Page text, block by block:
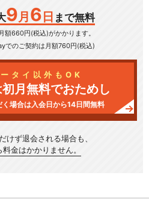
9 月 6 日 まで無料
額660円(税込)がかかります。
でのご契約は月額760円(税込)
タイ以外もOK
月無料でおためし
場合は入会日から14日間無料
けず退会される場合も、
金はかかりません。